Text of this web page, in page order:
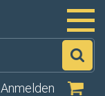
Anmelden